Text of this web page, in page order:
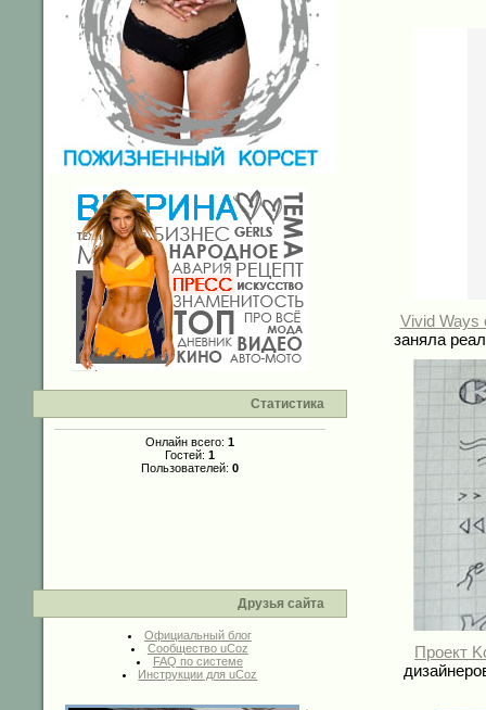
Статистика
Онлайн всего: 1
Гостей: 1
Пользователей: 0
Друзья сайта
Официальный блог
Сообщество uCoz
FAQ по системе
Инструкции для uCoz
Vivid Ways
заняла
Проект